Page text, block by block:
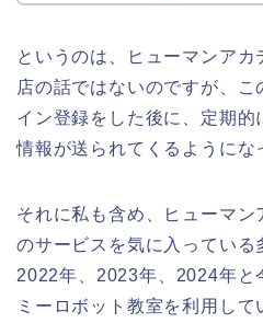
というのは、ヒューマンア
店の話ではないのですが、こ
イン登録をした後に、定期
情報が送られてくるようにな
それに私も含め、ヒューマン
のサービスを気に入っている
2022年、2023年、2024年と
ミーロボット教室を利用して